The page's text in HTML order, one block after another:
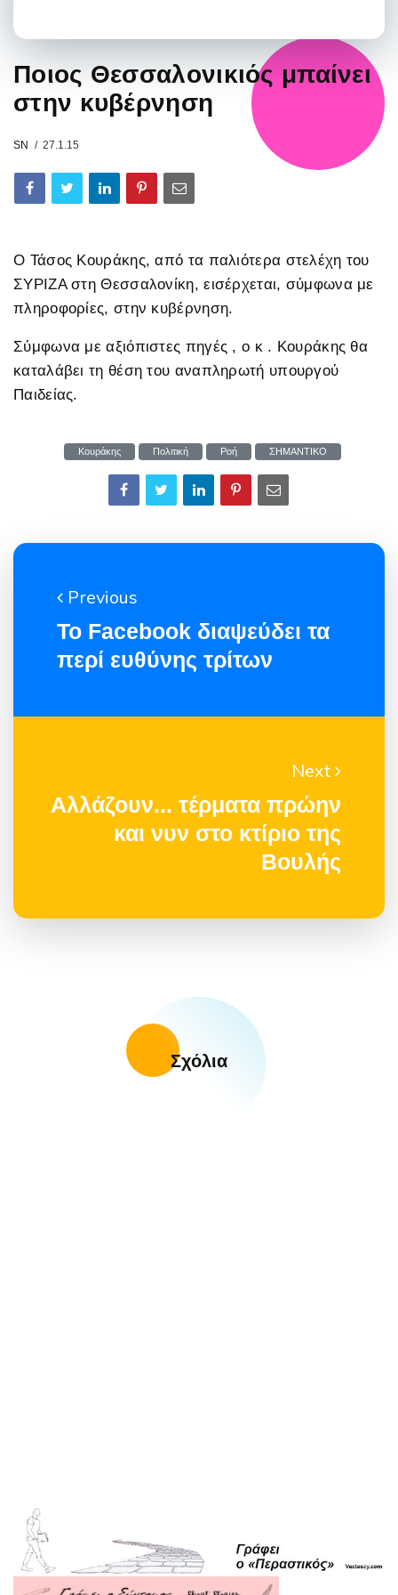
Ποιος Θεσσαλονικιός μπαίνει
στην κυβέρνηση
SN 27.1.15
Ο Τάσος Κουράκης, από τα παλιότερα στελέχη του
ΣΥΡΙΖΑ στη Θεσσαλονίκη, εισέρχεται, σύμφωνα με
πληροφορίες, στην κυβέρνηση.
Σύμφωνα με αξιόπιστες πηγές , ο κ . Κουράκης θα
καταλάβει τη θέση του αναπληρωτή υπουργού
Παιδείας.
Κουράκης Πολιτική Ροή ΣΗΜΑΝΤΙΚΟ
Previous
Το Facebook διαψεύδει τα
περί ευθύνης τρίτων
Next
Αλλάζουν... τέρματα πρώην
και νυν στο κτίριο της
Βουλής
Σχόλια